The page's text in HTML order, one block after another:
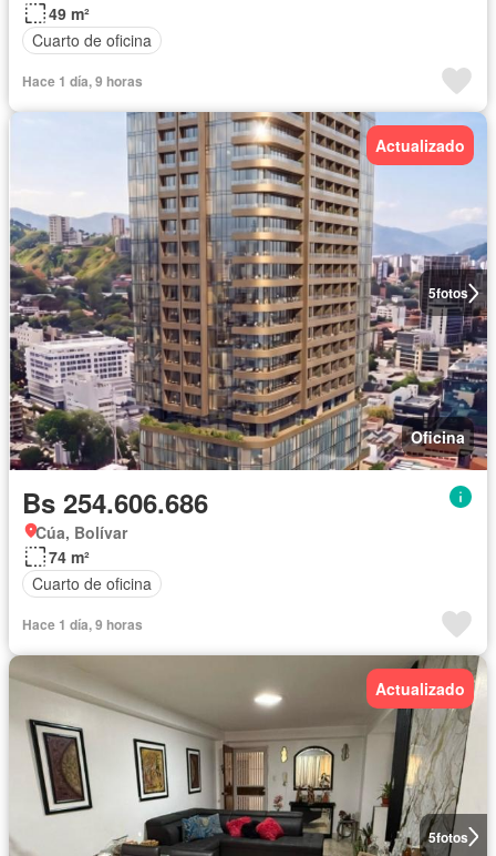
49 m²
Cuarto de oficina
Hace 1 día, 9 horas
5fotos
Actualizado
Oficina
Bs 254.606.686
Cúa, Bolívar
74 m²
Cuarto de oficina
Hace 1 día, 9 horas
5fotos
Actualizado